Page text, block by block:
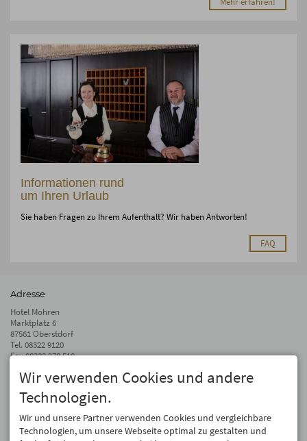
Informationen rund
um Ihren Urlaub
Sie haben Fragen zu Ihrem Aufenthalt? Wir haben Antworten!
FAQ
Adresse
Hotel Mohren
Marktplatz 6
87561 Oberstdorf
Tel. 08322 9120
Fax 08322 978 510
info@hotel-mohren.de
Auf dem Laufenden bleiben
Wir geben Ihre E-Mail-Adresse nicht weiter. Wir mögen auch keinen Spam.
Versprochen! Eine Abmeldung ist jederzeit möglich.
Wir verwenden Cookies und andere
Technologien.
Wir und unsere Partner verwenden Cookies und vergleichbare
Technologien, um unsere Webseite optimal zu gestalten und